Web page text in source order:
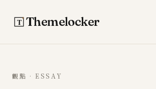
Themelocker
觀點 · ESSAY